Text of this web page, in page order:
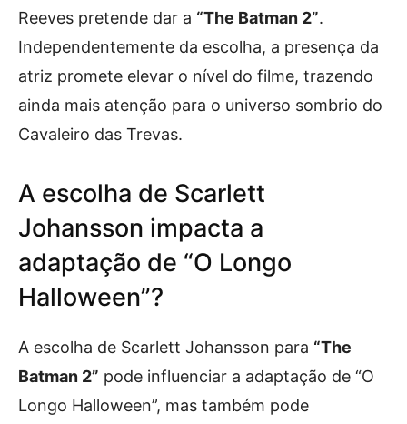
Reeves pretende dar a “The Batman 2”.
Independentemente da escolha, a presença da
atriz promete elevar o nível do filme, trazendo
ainda mais atenção para o universo sombrio do
Cavaleiro das Trevas.
A escolha de Scarlett
Johansson impacta a
adaptação de “O Longo
Halloween”?
A escolha de Scarlett Johansson para “The
Batman 2” pode influenciar a adaptação de “O
Longo Halloween”, mas também pode